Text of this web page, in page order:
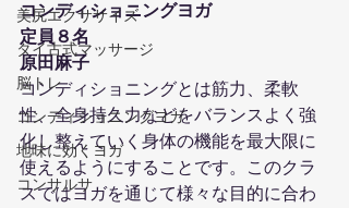
美尻エクササイズ
タイ古式マッサージ
脳トレ
コンディショニングヨガ
地味に効くヨガ
コンサルサ
コンディショニングヨガ
定員８名
原田麻子
コンディショニングとは筋力、柔軟
性、全身持久力などをバランスよく強
化し整えていく身体の機能を最大限に
使えるようにすることです。このクラ
スではヨガを通じて様々な目的に合わ